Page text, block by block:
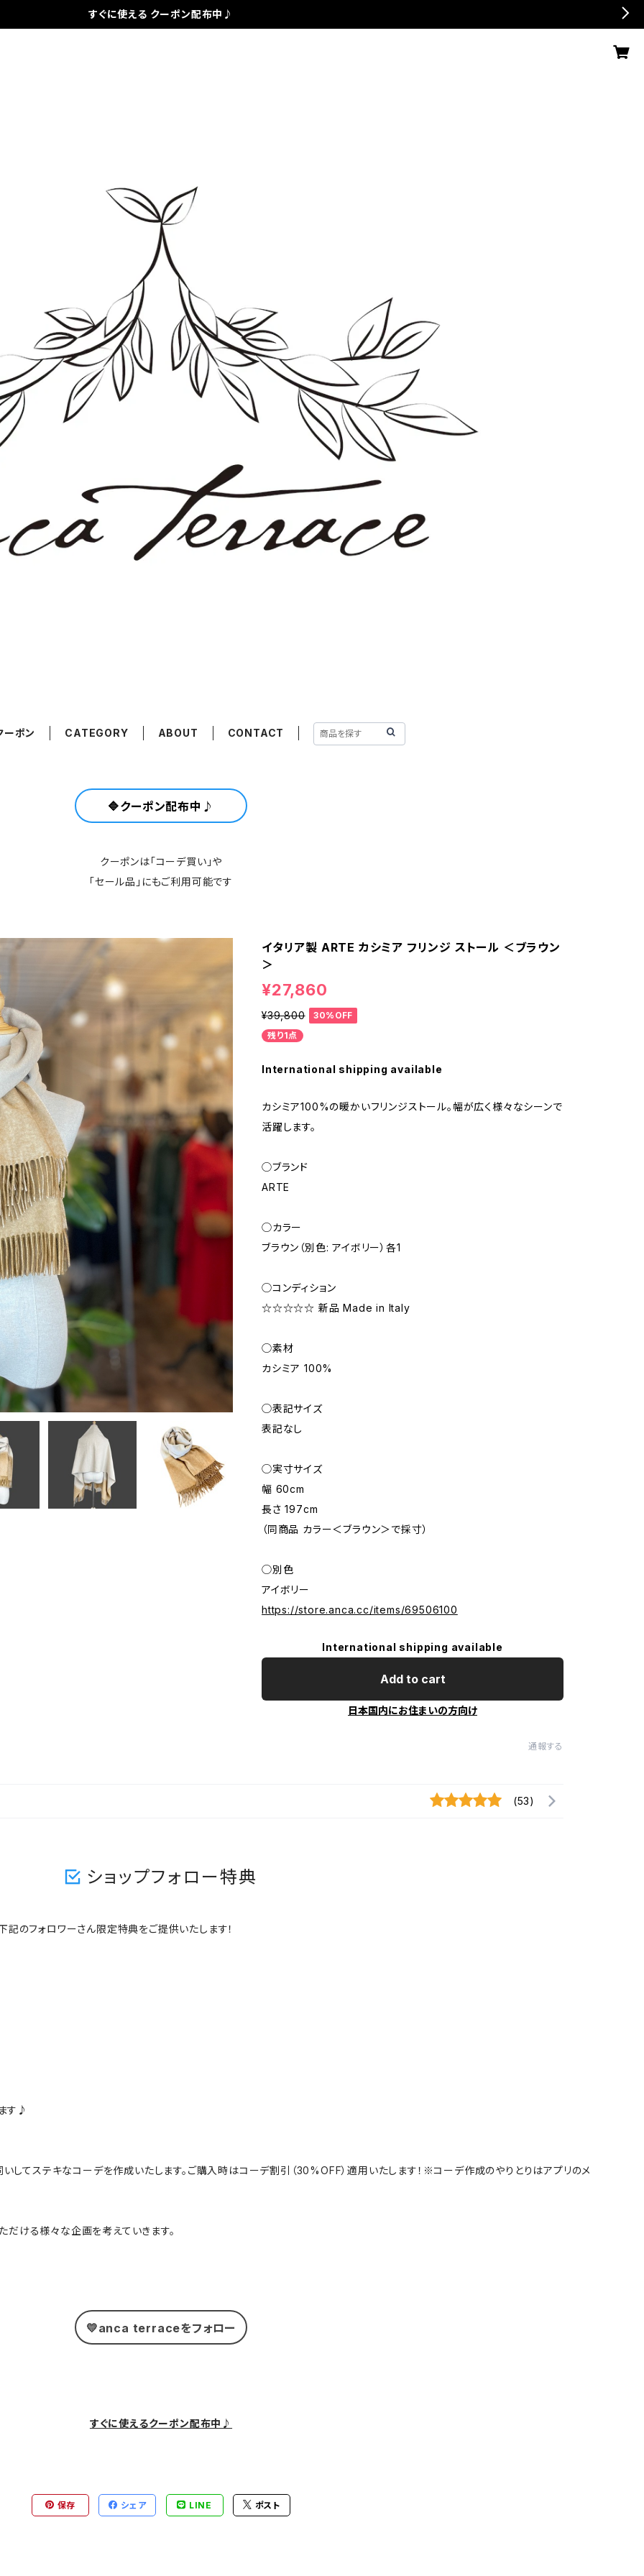
すぐに使える クーポン配布中♪
ーポン CATEGORY ABOUT CONTACT
🔷クーポン配布中♪
クーポンは「コーデ買い」や
「セール品」にもご利用可能です
イタリア製 ARTE カシミア フリンジ ストール ＜ブラウン
＞
¥27,860
¥39,800
30%OFF
残り1点
International shipping available
カシミア100%の暖かいフリンジストール。幅が広く様々なシーンで
活躍します。
◯ブランド
ARTE
◯カラー
ブラウン（別色: アイボリー）各1
◯コンディション
☆☆☆☆☆ 新品 Made in Italy
◯素材
カシミア 100%
◯表記サイズ
表記なし
◯実寸サイズ
幅 60cm
長さ 197cm
（同商品 カラー＜ブラウン＞で採寸）
◯別色
アイボリー
https://store.anca.cc/items/69506100
International shipping available
Add to cart
日本国内にお住まいの方向け
通報する
(53)
ショップフォロー特典
のフォロワーさん限定特典をご提供いたします！
す♪
てステキなコーデを作成いたします。ご購入時はコーデ割引（30%OFF）適用いたします！※コーデ作成のやりとりはアプリのメ
ける様々な企画を考えていきます。
💛anca terraceをフォロー
すぐに使えるクーポン配布中♪
保存 シェア LINE ポスト